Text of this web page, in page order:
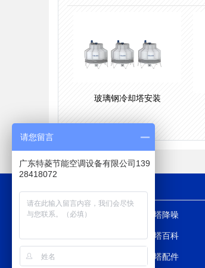
玻璃钢冷却塔安装
网站导航
网站首页 冷却塔降噪
冷却塔百科
冷却塔配件
请您留言
广东特菱节能空调设备有限公司139
28418072